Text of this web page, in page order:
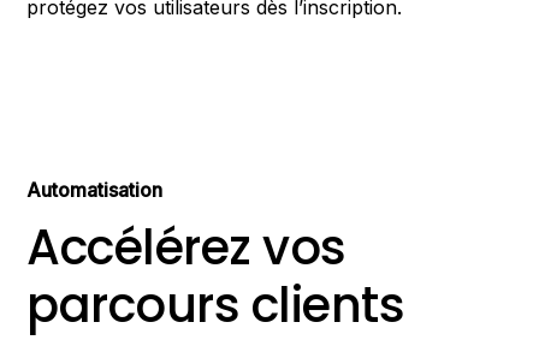
protégez vos utilisateurs dès l’inscription.
Automatisation
Accélérez vos
parcours clients